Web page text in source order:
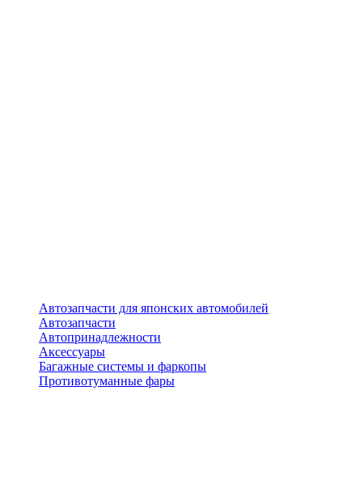
Автозапчасти для японских автомобилей
Автозапчасти
Автопринадлежности
Аксессуары
Багажные системы и фаркопы
Противотуманные фары